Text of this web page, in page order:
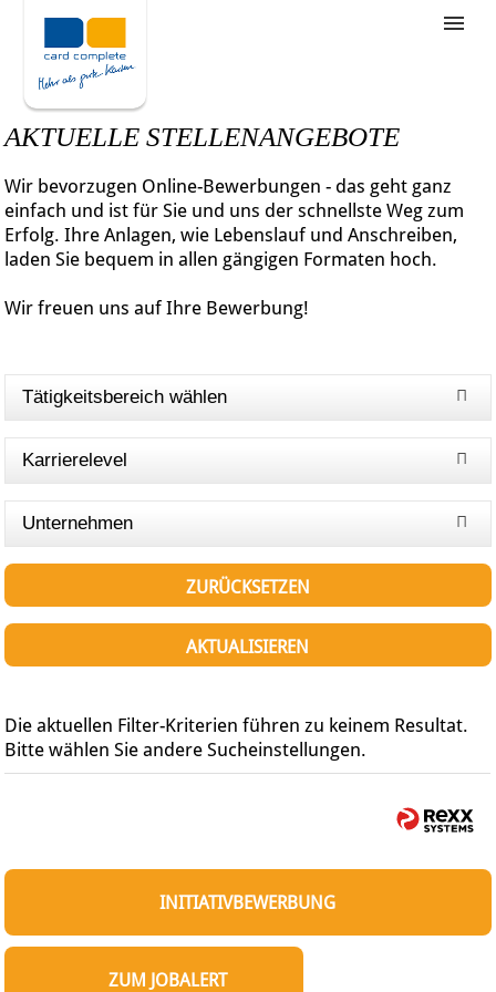
Stellenangebote
Unternehmensziele
Wie bewerbe ich mich
AKTUELLE STELLENANGEBOTE
Wir bevorzugen Online-Bewerbungen - das geht ganz
einfach und ist für Sie und uns der schnellste Weg zum
Erfolg. Ihre Anlagen, wie Lebenslauf und Anschreiben,
laden Sie bequem in allen gängigen Formaten hoch.
Wir freuen uns auf Ihre Bewerbung!
Tätigkeitsbereich wählen
Karrierelevel
Unternehmen
ZURÜCKSETZEN
AKTUALISIEREN
Die aktuellen Filter-Kriterien führen zu keinem Resultat.
Bitte wählen Sie andere Sucheinstellungen.
INITIATIVBEWERBUNG
ZUM JOBALERT